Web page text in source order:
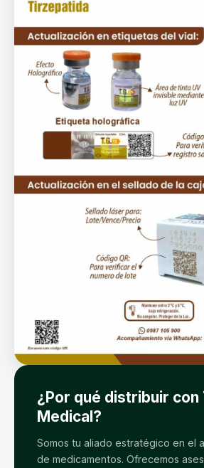
¿Por qué distribuir con
Medical?
Somos tu aliado estratégico en el
de medicamentos. Ofrecemos